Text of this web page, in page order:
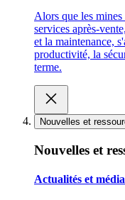
Alors que les
services après-
et la maintenance,
productivité, la
terme.
Nouvelles et
Nouvelles et
Actualités et